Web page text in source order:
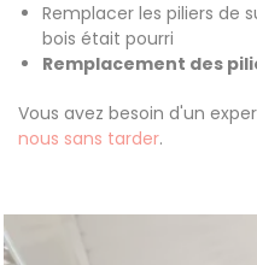
Remplacer les piliers de
bois était pourri
Remplacement des
Vous avez besoin d'un
nous sans tarder.